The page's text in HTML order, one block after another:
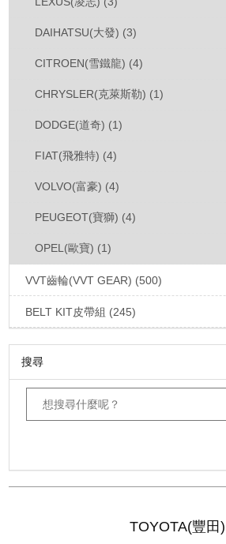
DAIHATSU(大發) (3)
CITROEN(雪鐵龍) (4)
CHRYSLER(克萊斯勒) (1)
DODGE(道奇) (1)
FIAT(飛雅特) (4)
VOLVO(富豪) (4)
PEUGEOT(寶獅) (4)
OPEL(歐寶) (1)
VVT齒輪(VVT GEAR) (500)
BELT KIT皮帶組 (245)
搜尋
TOYOTA(豐田)